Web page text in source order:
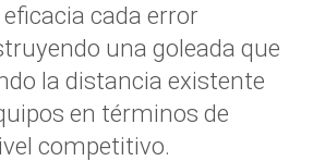
cada error
una goleada que
la distancia existente
en términos de
competitivo.